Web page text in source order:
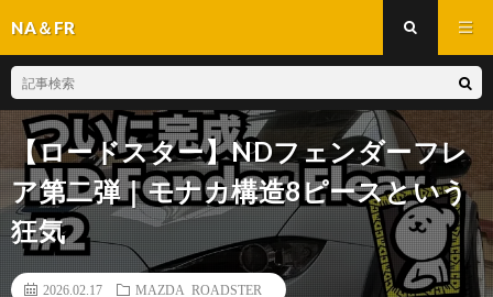
NA＆FR
【ロードスター】NDフェンダーフレ
ア第二弾｜モナカ構造8ピースという
狂気
2026.02.17 MAZDA ROADSTER